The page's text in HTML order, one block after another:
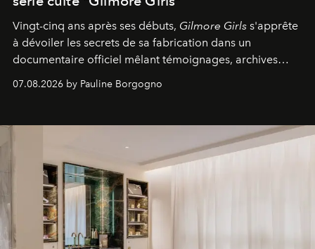
Vingt-cinq ans après ses débuts, Gilmore Girls s'apprête
à dévoiler les secrets de sa fabrication dans un
documentaire officiel mêlant témoignages, archives
inédites et plongée dans les coulisses d'un phénomène
générationnel.
07.08.2026 by Pauline Borgogno